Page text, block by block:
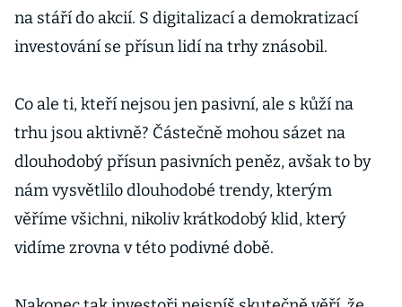
na stáří do akcií. S digitalizací a demokratizací
investování se přísun lidí na trhy znásobil.
Co ale ti, kteří nejsou jen pasivní, ale s kůží na
trhu jsou aktivně? Částečně mohou sázet na
dlouhodobý přísun pasivních peněz, avšak to by
nám vysvětlilo dlouhodobé trendy, kterým
věříme všichni, nikoliv krátkodobý klid, který
vidíme zrovna v této podivné době.